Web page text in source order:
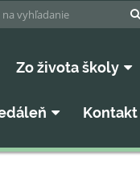
Zo života školy
Kontakt